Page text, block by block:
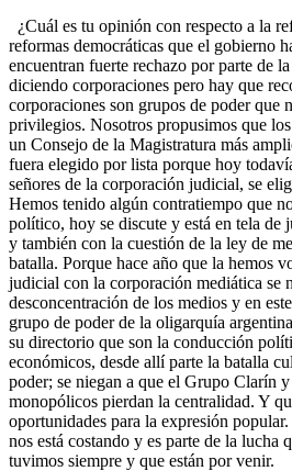
¿Cuál es tu opinión con respecto a la
reformas democráticas que el gobierno
encuentran fuerte rechazo por parte de
diciendo corporaciones pero hay que
corporaciones son grupos de poder que
privilegios. Nosotros propusimos que
un Consejo de la Magistratura más
fuera elegido por lista porque hoy
señores de la corporación judicial, se
Hemos tenido algún contratiempo que
político, hoy se discute y está en tela de
y también con la cuestión de la ley de
batalla. Porque hace año que la hemos
judicial con la corporación mediática se
desconcentración de los medios y en
grupo de poder de la oligarquía
su directorio que son la conducción
económicos, desde allí parte la batalla
poder; se niegan a que el Grupo Clarín
monopólicos pierdan la centralidad. Y
oportunidades para la expresión
nos está costando y es parte de la lucha
tuvimos siempre y que están por venir.